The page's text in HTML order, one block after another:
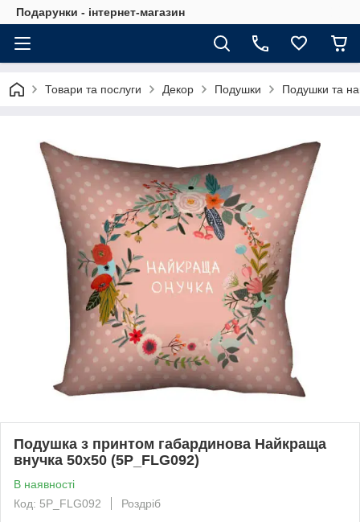
Подарунки - інтернет-магазин
Товари та послуги Декор Подушки Подушки та
Подушка з принтом габардинова Найкраща
внучка 50x50 (5P_FLG092)
В наявності
Код: 5P_FLG092
Роздріб